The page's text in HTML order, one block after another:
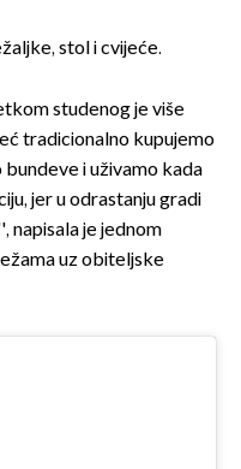
stol i cvijeće.
studenog je više
tradicionalno kupujemo
i uživamo kada
jer u odrastanju gradi
napisala je jednom
uz obiteljske